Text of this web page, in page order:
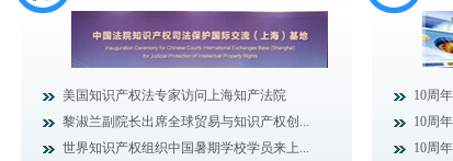
美国知识产权法专家访问上海知产法院
黎淑兰副院长出席全球贸易与知识产权创...
世界知识产权组织中国暑期学校学员来上...
10周
10周
10周